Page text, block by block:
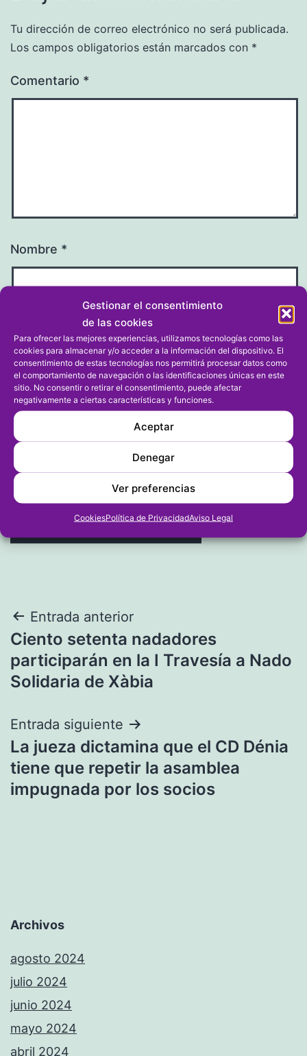
Gestionar el consentimiento
de las cookies
Para ofrecer las mejores experiencias, utilizamos tecnologías como las
cookies para almacenar y/o acceder a la información del dispositivo. El
consentimiento de estas tecnologías nos permitirá procesar datos como
el comportamiento de navegación o las identificaciones únicas en este
sitio. No consentir o retirar el consentimiento, puede afectar
negativamente a ciertas características y funciones.
Aceptar
Denegar
Ver preferencias
CookiesPolítica de PrivacidadAviso Legal
Tu dirección de correo electrónico no será publicada.
Los campos obligatorios están marcados con *
Comentario *
Nombre *
Correo electrónico*
Web
Navegación
de
entradas
Entrada anterior
Ciento setenta nadadores
participarán en la I Travesía a Nado
Solidaria de Xàbia
Entrada siguiente
La jueza dictamina que el CD Dénia
tiene que repetir la asamblea
impugnada por los socios
Archivos
agosto 2024
julio 2024
junio 2024
mayo 2024
abril 2024